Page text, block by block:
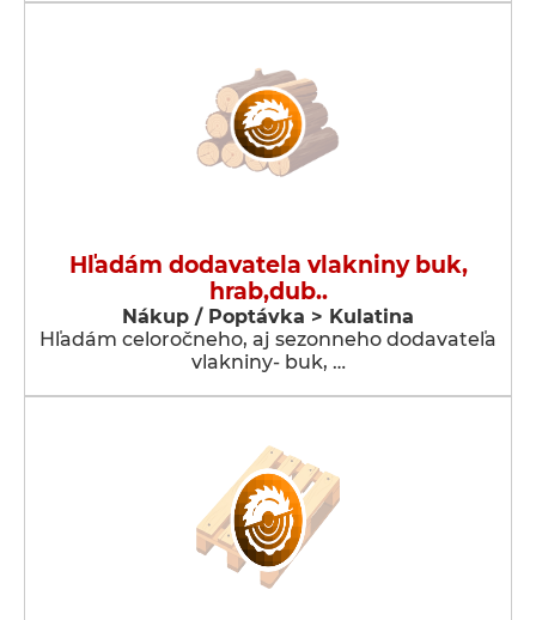
Hľadám dodavatela vlakniny buk,
hrab,dub..
Nákup / Poptávka > Kulatina
Hľadám celoročneho, aj sezonneho dodavateľa
vlakniny- buk, …